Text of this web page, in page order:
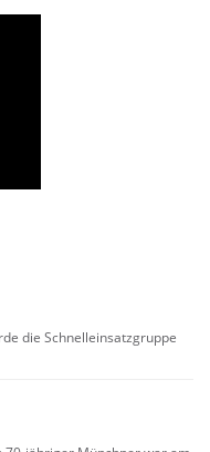
die Schnelleinsatzgruppe